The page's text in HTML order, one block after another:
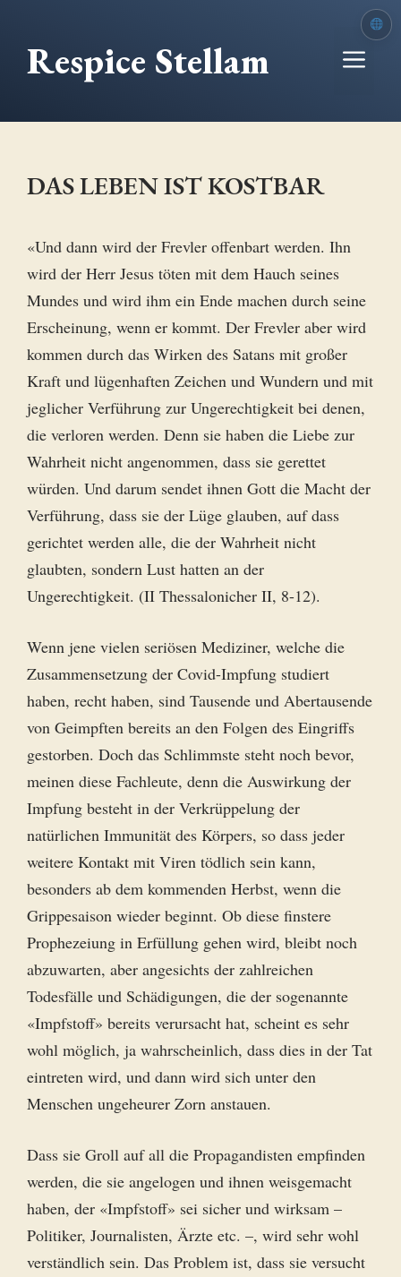
springenRespice Stellam
DAS LEBEN IST KOSTBAR
«Und dann wird der Frevler offenbart werden. Ihn
wird der Herr Jesus töten mit dem Hauch seines
Mundes und wird ihm ein Ende machen durch seine
Erscheinung, wenn er kommt. Der Frevler aber wird
kommen durch das Wirken des Satans mit großer
Kraft und lügenhaften Zeichen und Wundern und mit
jeglicher Verführung zur Ungerechtigkeit bei denen,
die verloren werden. Denn sie haben die Liebe zur
Wahrheit nicht angenommen, dass sie gerettet
würden. Und darum sendet ihnen Gott die Macht der
Verführung, dass sie der Lüge glauben, auf dass
gerichtet werden alle, die der Wahrheit nicht
glaubten, sondern Lust hatten an der
Ungerechtigkeit. (II Thessalonicher II, 8-12).
Wenn jene vielen seriösen Mediziner, welche die
Zusammensetzung der Covid-Impfung studiert
haben, recht haben, sind Tausende und Abertausende
von Geimpften bereits an den Folgen des Eingriffs
gestorben. Doch das Schlimmste steht noch bevor,
meinen diese Fachleute, denn die Auswirkung der
Impfung besteht in der Verkrüppelung der
natürlichen Immunität des Körpers, so dass jeder
weitere Kontakt mit Viren tödlich sein kann,
besonders ab dem kommenden Herbst, wenn die
Grippesaison wieder beginnt. Ob diese finstere
Prophezeiung in Erfüllung gehen wird, bleibt noch
abzuwarten, aber angesichts der zahlreichen
Todesfälle und Schädigungen, die der sogenannte
«Impfstoff» bereits verursacht hat, scheint es sehr
wohl möglich, ja wahrscheinlich, dass dies in der Tat
eintreten wird, und dann wird sich unter den
Menschen ungeheurer Zorn anstauen.
Dass sie Groll auf all die Propagandisten empfinden
werden, die sie angelogen und ihnen weisgemacht
haben, der «Impfstoff» sei sicher und wirksam –
Politiker, Journalisten, Ärzte etc. –, wird sehr wohl
verständlich sein. Das Problem ist, dass sie versucht